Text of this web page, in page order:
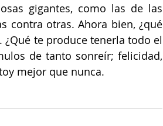
gigantes, como las de las
contra otras. Ahora bien, ¿qué
te produce tenerla todo el
de tanto sonreír; felicidad,
mejor que nunca.